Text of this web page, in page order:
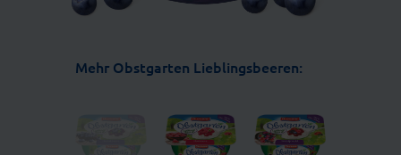
Mehr Obstgarten Lieblingsbeeren: